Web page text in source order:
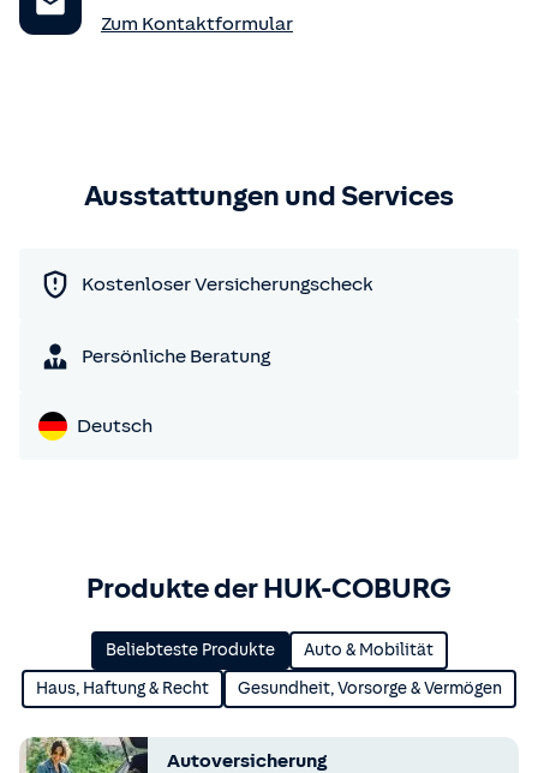
Zum Kontaktformular
Ausstattungen und Services
Kostenloser Versicherungscheck
Persönliche Beratung
Deutsch
Produkte der HUK-COBURG
Beliebteste Produkte Auto & Mobilität
Haus, Haftung & Recht Gesundheit, Vorsorge & Vermögen
Autoversicherung